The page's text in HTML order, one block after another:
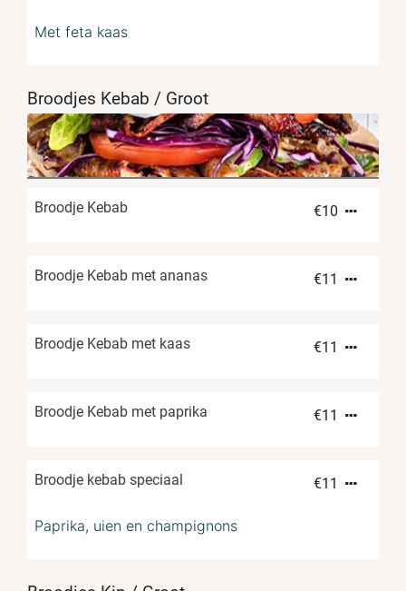
Met feta kaas
Broodjes Kebab / Groot
Broodje Kebab €10
Broodje Kebab met ananas €11
Broodje Kebab met kaas €11
Broodje Kebab met paprika €11
Broodje kebab speciaal €11
Paprika, uien en champignons